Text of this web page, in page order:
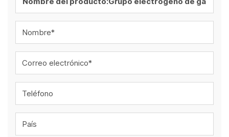
Nombre*
Correo electrónico*
Teléfono
País